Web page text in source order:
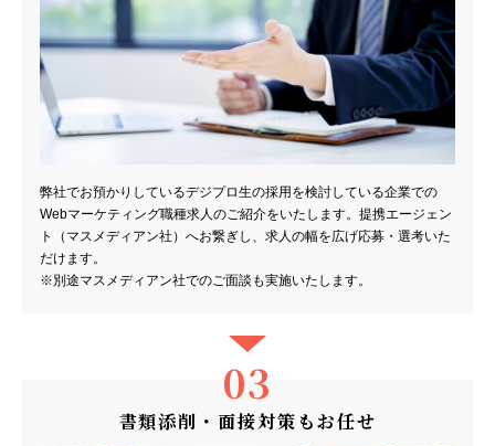
弊社でお預かりしているデジプロ生の採用を検討している企業での
Webマーケティング職種求人のご紹介をいたします。提携エージェン
ト（マスメディアン社）へお繋ぎし、求人の幅を広げ応募・選考いた
だけます。
※別途マスメディアン社でのご面談も実施いたします。
03
書類添削・面接対策もお任せ